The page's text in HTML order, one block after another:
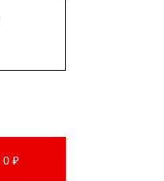
0 ₽